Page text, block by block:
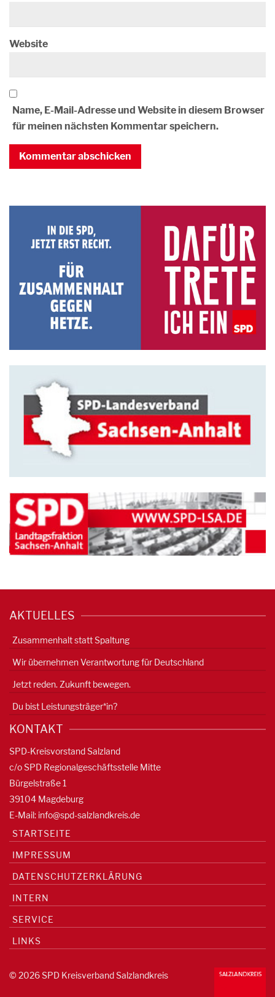
Website
Name, E-Mail-Adresse und Website in diesem Browser
für meinen nächsten Kommentar speichern.
AKTUELLES
Zusammenhalt statt Spaltung
Wir übernehmen Verantwortung für Deutschland
Jetzt reden. Zukunft bewegen.
Du bist Leistungsträger*in?
KONTAKT
SPD-Kreisvorstand Salzland
c/o SPD Regionalgeschäftsstelle Mitte
Bürgelstraße 1
39104 Magdeburg
E-Mail: info@spd-salzlandkreis.de
STARTSEITE
IMPRESSUM
DATENSCHUTZERKLÄRUNG
INTERN
SERVICE
LINKS
© 2026 SPD Kreisverband Salzlandkreis